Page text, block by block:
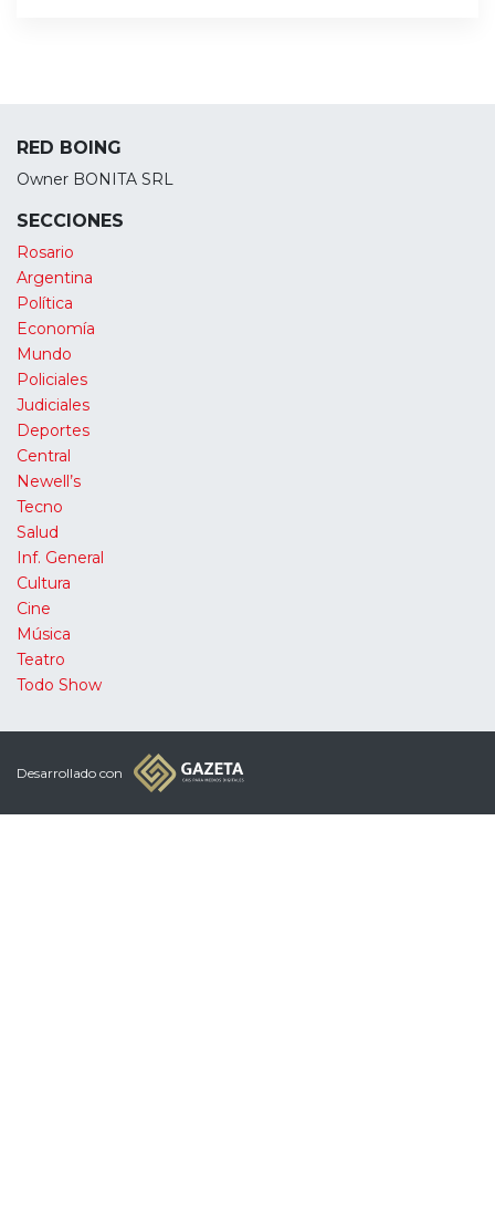
RED BOING
Owner BONITA SRL
SECCIONES
Rosario
Argentina
Política
Economía
Mundo
Policiales
Judiciales
Deportes
Central
Newell’s
Tecno
Salud
Inf. General
Cultura
Cine
Música
Teatro
Todo Show
Desarrollado con